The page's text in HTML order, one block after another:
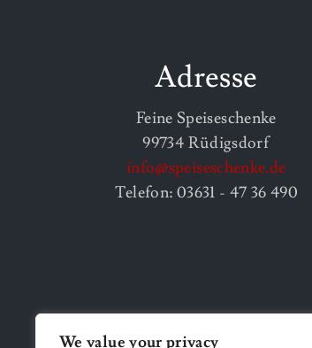
We value your privacy
Adresse
Feine Speiseschenke
99734 Rüdigsdorf
info@speiseschenke.de
Telefon: 03631 - 47 36 490